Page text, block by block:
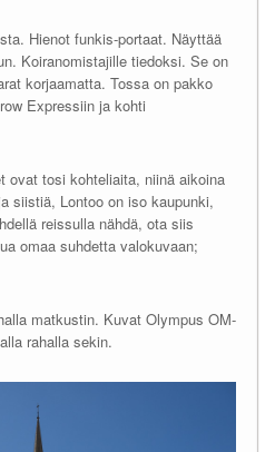
Hienot funkis-portaat. Näyttää
Koiranomistajille tiedoksi. Se on
korjaamatta. Tossa on pakko
Expressiin ja kohti
ovat tosi kohteliaita, niinä aikoina
siistiä, Lontoo on iso kaupunki,
reissulla nähdä, ota siis
omaa suhdetta valokuvaan;
matkustin. Kuvat Olympus OM-
rahalla sekin.